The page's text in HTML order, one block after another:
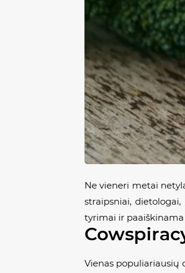
Ne vieneri metai
straipsniai,
tyrimai ir
Vienas